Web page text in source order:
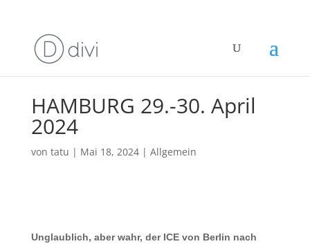
HAMBURG 29.-30. April
2024
von tatu | Mai 18, 2024| Allgemein
Unglaublich, aber wahr, der ICE von Berlin nach